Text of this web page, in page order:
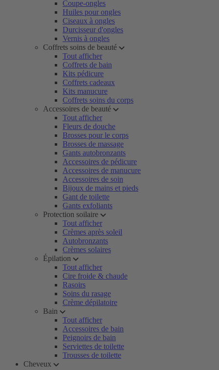
Coupe-ongles
Huiles pour ongles
Ciseaux à ongles
Durcisseur d'ongles
Vernis à ongles
Coffrets soins de beauté
Tout afficher
Coffrets de bain
Kits pédicure
Coffrets cadeaux
Kits manucure
Coffrets soins du corps
Accessoires de beauté
Tout afficher
Fleurs de douche
Brosses pour le corps
Brosses de massage
Gants autobronzants
Accessoires de pédicure
Accessoires de manucure
Accessoires de soin
Bijoux de mains et pieds
Gant de toilette
Gants exfoliants
Protection soilaire
Tout afficher
Crèmes après soleil
Autobronzants
Crèmes solaires
Épilation
Tout afficher
Cire froide & chaude
Rasoirs
Soins du rasage
Crème dépilatoire
Bain
Tout afficher
Accessoires de bain
Peignoirs de bain
Serviettes de toilette
Trousses de toilette
Cheveux